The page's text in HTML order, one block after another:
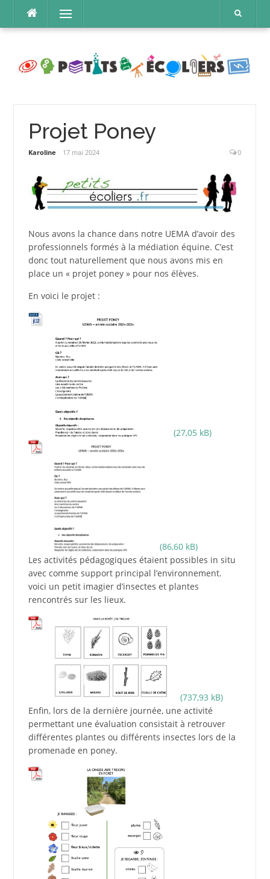
contenu
Menu
Projet Poney
Karoline 17 mai 2024 0
Nous avons la chance dans notre UEMA d’avoir des
professionnels formés à la médiation équine. C’est
donc tout naturellement que nous avons mis en
place un « projet poney » pour nos élèves.
En voici le projet :
Les activités pédagogiques étaient possibles in situ
avec comme support principal l’environnement.
voici un petit imagier d’insectes et plantes
rencontrés sur les lieux.
Enfin, lors de la dernière journée, une activité
permettant une évaluation consistait à retrouver
différentes plantes ou différents insectes lors de la
promenade en poney.